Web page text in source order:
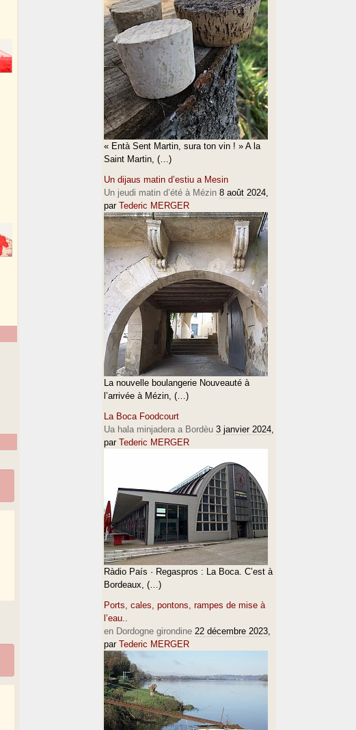
« Entà Sent Martin, sura ton vin ! » A la
Saint Martin, (…)
Un dijaus matin d’estiu a Mesin
Un jeudi matin d’été à Mézin 8 août 2024,
par Tederic MERGER
La nouvelle boulangerie Nouveauté à
l’arrivée à Mézin, (…)
La Boca Foodcourt
Ua hala minjadera a Bordèu 3 janvier 2024,
par Tederic MERGER
Ràdio País · Regaspros : La Boca. C’est à
Bordeaux, (…)
Ports, cales, pontons, rampes de mise à
l’eau..
en Dordogne girondine 22 décembre 2023,
par Tederic MERGER